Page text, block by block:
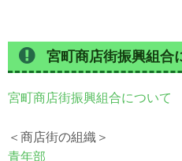
宮町商店街振興組合
宮町商店街振興組合について
＜商店街の組織＞
青年部